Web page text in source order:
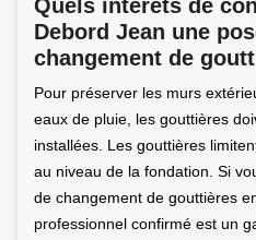
Quels intérêts de
Debord Jean une
changement de
Pour préserver les murs
eaux de pluie, les gouttières
installées. Les gouttières
au niveau de la fondation. Si
de changement de gouttières
professionnel confirmé est un